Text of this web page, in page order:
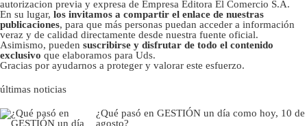
autorizacion previa y expresa de Empresa Editora El Comercio S.A.
En su lugar, los invitamos a compartir el enlace de nuestras
publicaciones, para que más personas puedan acceder a información
veraz y de calidad directamente desde nuestra fuente oficial.
Asimismo, pueden suscribirse y disfrutar de todo el contenido
exclusivo que elaboramos para Uds.
Gracias por ayudarnos a proteger y valorar este esfuerzo.
últimas noticias
¿Qué pasó en GESTIÓN un día como hoy, 10 de
agosto?